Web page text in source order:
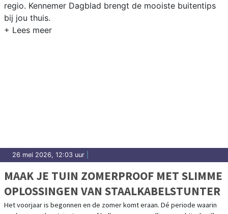
regio. Kennemer Dagblad brengt de mooiste buitentips
bij jou thuis.
26 mei 2026, 12:03 uur
MAAK JE TUIN ZOMERPROOF MET SLIMME
OPLOSSINGEN VAN STAALKABELSTUNTER
Het voorjaar is begonnen en de zomer komt eraan. Dé periode waarin